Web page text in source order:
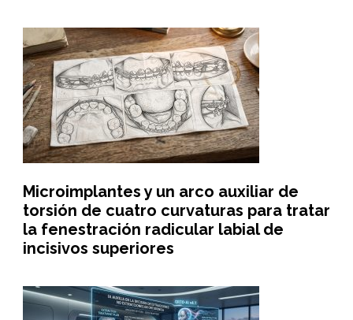
Microimplantes y un arco auxiliar de
torsión de cuatro curvaturas para tratar
la fenestración radicular labial de
incisivos superiores